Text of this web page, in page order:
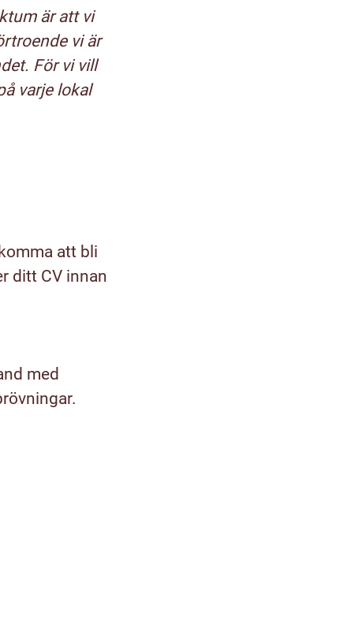
är att vi
vi är
För vi vill
varje lokal
att bli
ditt CV innan
med